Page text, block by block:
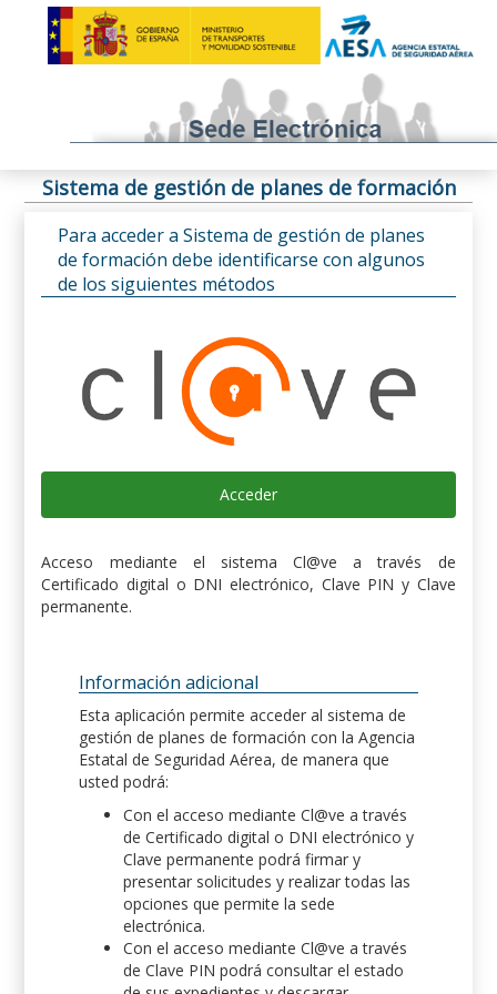
Sistema de gestión de planes de formación
Para acceder a Sistema de gestión de planes
de formación debe identificarse con algunos
de los siguientes métodos
Acceder
Acceso mediante el sistema Cl@ve a través de
Certificado digital o DNI electrónico, Clave PIN y Clave
permanente.
Información adicional
Esta aplicación permite acceder al sistema de
gestión de planes de formación con la Agencia
Estatal de Seguridad Aérea, de manera que
usted podrá:
Con el acceso mediante Cl@ve a través
de Certificado digital o DNI electrónico y
Clave permanente podrá firmar y
presentar solicitudes y realizar todas las
opciones que permite la sede
electrónica.
Con el acceso mediante Cl@ve a través
de Clave PIN podrá consultar el estado